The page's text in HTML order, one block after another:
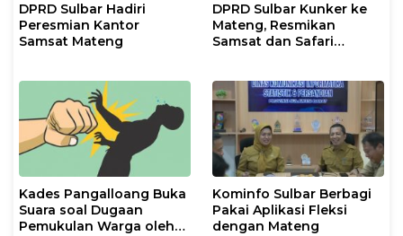
DPRD Sulbar Hadiri
Peresmian Kantor
Samsat Mateng
DPRD Sulbar Kunker ke
Mateng, Resmikan
Samsat dan Safari
Kades Pangalloang Buka
Suara soal Dugaan
Pemukulan Warga oleh
Kominfo Sulbar Berbagi
Pakai Aplikasi Fleksi
dengan Mateng